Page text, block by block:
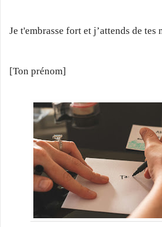
Je t'embrasse fort et j’attends de tes
[Ton prénom]